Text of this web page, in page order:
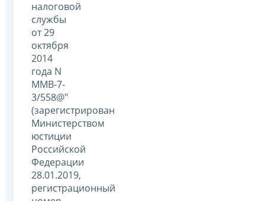
налоговой
службы
от 29
октября
2014
года N
ММВ-7-
3/558@"
(зарегистрирован
Министерством
юстиции
Российской
Федерации
28.01.2019,
регистрационный